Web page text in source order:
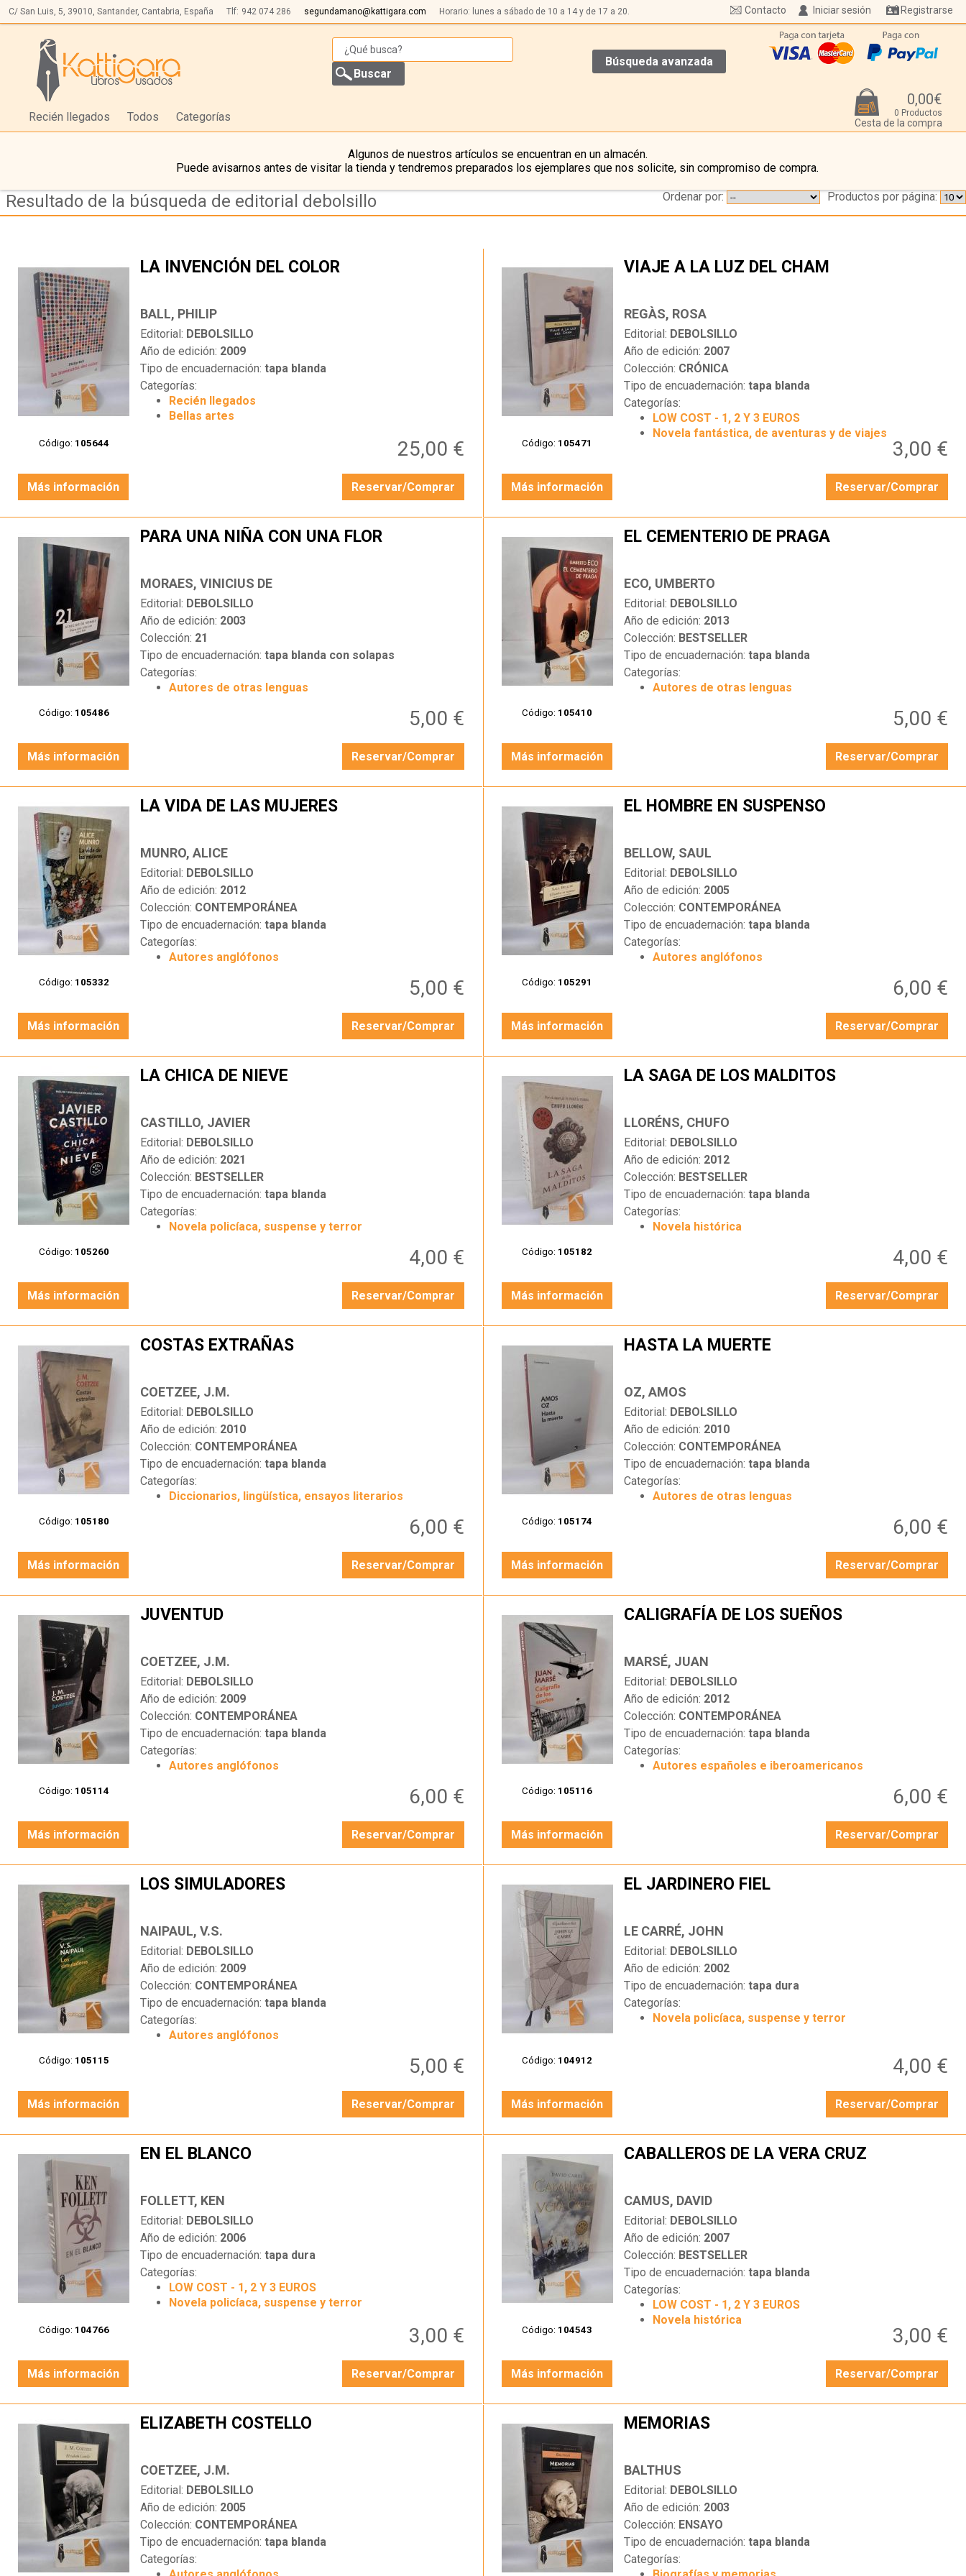
C/ San Luis, 5, 39010, Santander, Cantabria, España Tlf: 942 074 286 segundamano@kattigara.com Horario: lunes a sábado de 10 a 14 y de 17 a 20. Iniciar sesión Registrarse
Contacto
Búsqueda avanzada
Recién llegados Todos Categorías
0,00€
0 Productos
Cesta de la compra
Algunos de nuestros artículos se encuentran en un almacén.
Puede avisarnos antes de visitar la tienda y tendremos preparados los ejemplares que nos solicite, sin compromiso de compra.
Resultado de la búsqueda de editorial debolsillo Productos por página:
Ordenar por:
Código: 105644
LA INVENCIÓN DEL COLOR
BALL, PHILIP
Editorial: DEBOLSILLO
Año de edición: 2009
Tipo de encuadernación:tapa blanda
Categorías:
Recién llegados
Bellas artes
25,00 €
Más información Reservar/Comprar
Código: 105471
VIAJE A LA LUZ DEL CHAM
REGÀS, ROSA
Editorial: DEBOLSILLO
Año de edición: 2007
Colección: CRÓNICA
Tipo de encuadernación: tapa blanda
Categorías:
LOW COST - 1, 2 Y 3 EUROS
Novela fantástica, de aventuras y de viajes
3,00 €
Más información Reservar/Comprar
Código: 105486
PARA UNA NIÑA CON UNA FLOR
MORAES, VINICIUS DE
Editorial: DEBOLSILLO
Año de edición: 2003
Colección: 21
Tipo de encuadernación:tapa blanda con solapas
Categorías:
Autores de otras lenguas
5,00 €
Más información Reservar/Comprar
Código: 105410
EL CEMENTERIO DE PRAGA
ECO, UMBERTO
Editorial: DEBOLSILLO
Año de edición: 2013
Colección: BESTSELLER
Tipo de encuadernación: tapa blanda
Categorías:
Autores de otras lenguas
5,00 €
Más información Reservar/Comprar
Código: 105332
LA VIDA DE LAS MUJERES
MUNRO, ALICE
Editorial: DEBOLSILLO
Año de edición: 2012
Colección: CONTEMPORÁNEA
Tipo de encuadernación:tapa blanda
Categorías:
Autores anglófonos
5,00 €
Más información Reservar/Comprar
Código: 105291
EL HOMBRE EN SUSPENSO
BELLOW, SAUL
Editorial: DEBOLSILLO
Año de edición: 2005
Colección: CONTEMPORÁNEA
Tipo de encuadernación: tapa blanda
Categorías:
Autores anglófonos
6,00 €
Más información Reservar/Comprar
Código: 105260
LA CHICA DE NIEVE
CASTILLO, JAVIER
Editorial: DEBOLSILLO
Año de edición: 2021
Colección: BESTSELLER
Tipo de encuadernación:tapa blanda
Categorías:
Novela policíaca, suspense y terror
4,00 €
Más información Reservar/Comprar
Código: 105182
LA SAGA DE LOS MALDITOS
LLORÉNS, CHUFO
Editorial: DEBOLSILLO
Año de edición: 2012
Colección: BESTSELLER
Tipo de encuadernación: tapa blanda
Categorías:
Novela histórica
4,00 €
Más información Reservar/Comprar
Código: 105180
COSTAS EXTRAÑAS
COETZEE, J.M.
Editorial: DEBOLSILLO
Año de edición: 2010
Colección: CONTEMPORÁNEA
Tipo de encuadernación:tapa blanda
Categorías:
Diccionarios, lingüística, ensayos literarios
6,00 €
Más información Reservar/Comprar
Código: 105174
HASTA LA MUERTE
OZ, AMOS
Editorial: DEBOLSILLO
Año de edición: 2010
Colección: CONTEMPORÁNEA
Tipo de encuadernación: tapa blanda
Categorías:
Autores de otras lenguas
6,00 €
Más información Reservar/Comprar
Código: 105114
JUVENTUD
COETZEE, J.M.
Editorial: DEBOLSILLO
Año de edición: 2009
Colección: CONTEMPORÁNEA
Tipo de encuadernación:tapa blanda
Categorías:
Autores anglófonos
6,00 €
Más información Reservar/Comprar
Código: 105116
CALIGRAFÍA DE LOS SUEÑOS
MARSÉ, JUAN
Editorial: DEBOLSILLO
Año de edición: 2012
Colección: CONTEMPORÁNEA
Tipo de encuadernación: tapa blanda
Categorías:
Autores españoles e iberoamericanos
6,00 €
Más información Reservar/Comprar
Código: 105115
LOS SIMULADORES
NAIPAUL, V.S.
Editorial: DEBOLSILLO
Año de edición: 2009
Colección: CONTEMPORÁNEA
Tipo de encuadernación:tapa blanda
Categorías:
Autores anglófonos
5,00 €
Más información Reservar/Comprar
Código: 104912
EL JARDINERO FIEL
LE CARRÉ, JOHN
Editorial: DEBOLSILLO
Año de edición: 2002
Tipo de encuadernación: tapa dura
Categorías:
Novela policíaca, suspense y terror
4,00 €
Más información Reservar/Comprar
Código: 104766
EN EL BLANCO
FOLLETT, KEN
Editorial: DEBOLSILLO
Año de edición: 2006
Tipo de encuadernación:tapa dura
Categorías:
LOW COST - 1, 2 Y 3 EUROS
Novela policíaca, suspense y terror
3,00 €
Más información Reservar/Comprar
Código: 104543
CABALLEROS DE LA VERA CRUZ
CAMUS, DAVID
Editorial: DEBOLSILLO
Año de edición: 2007
Colección: BESTSELLER
Tipo de encuadernación: tapa blanda
Categorías:
LOW COST - 1, 2 Y 3 EUROS
Novela histórica
3,00 €
Más información Reservar/Comprar
ELIZABETH COSTELLO
COETZEE, J.M.
Editorial: DEBOLSILLO
Año de edición: 2005
Colección: CONTEMPORÁNEA
Tipo de encuadernación:tapa blanda
Categorías:
MEMORIAS
BALTHUS
Editorial: DEBOLSILLO
Año de edición: 2003
Colección: ENSAYO
Tipo de encuadernación: tapa blanda
Categorías: